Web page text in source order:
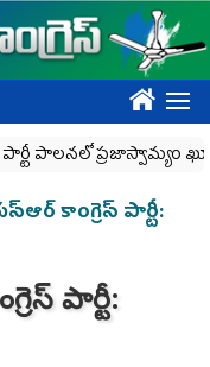
????
ప్రజాస్వామ్యం ఖూనీ..
కాంగ్రెస్ పార్టీ:
పార్టీ: